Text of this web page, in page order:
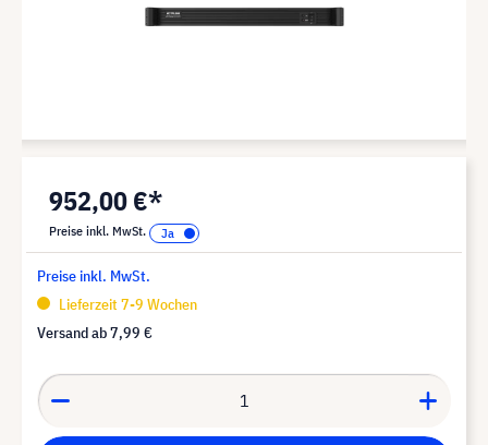
952,00 €*
Preise inkl. MwSt.
Preise inkl. MwSt.
Lieferzeit 7-9 Wochen
Versand ab7,99 €